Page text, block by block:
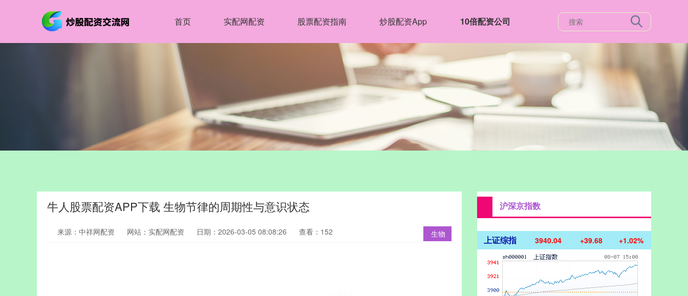
首页 实配网配资 股票配资指南 炒股配资App 10倍配资公司
牛人股票配资APP下载 生物节律的周期性与意识状态
生物
来源：中祥网配资 网站：实配网配资 日期：2026-03-05 08:08:26 查看：152
沪深京指数
上证综指 3940.04 +39.68 +1.02%